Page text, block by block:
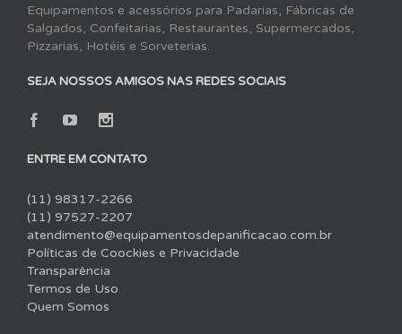
Equipamentos e acessórios para Padarias, Fábricas de
Salgados, Confeitarias, Restaurantes, Supermercados,
Pizzarias, Hotéis e Sorveterias.
SEJA NOSSOS AMIGOS NAS REDES SOCIAIS
ENTRE EM CONTATO
(11) 98317-2266
(11) 97527-2207
atendimento@equipamentosdepanificacao.com.br
Políticas de Coockies e Privacidade
Transparência
Termos de Uso
Quem Somos